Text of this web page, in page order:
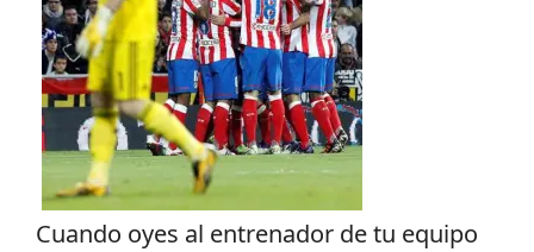
Cuando oyes al entrenador de tu equipo